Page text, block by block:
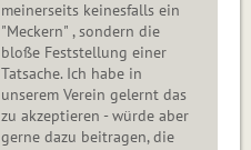
meinerseits keinesfalls ein
"Meckern" , sondern die
bloße Feststellung einer
Tatsache. Ich habe in
unserem Verein gelernt das
zu akzeptieren - würde aber
gerne dazu beitragen, die